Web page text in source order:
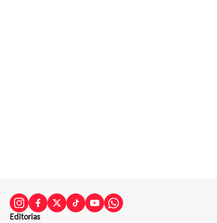
Editorias